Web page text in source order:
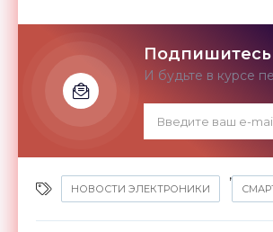
Подпишитесь
И будьте в курсе
НОВОСТИ ЭЛЕКТРОНИКИ
,